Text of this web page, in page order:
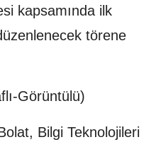
kapsamında ilk
törene
Görüntülü)
Bilgi Teknolojileri